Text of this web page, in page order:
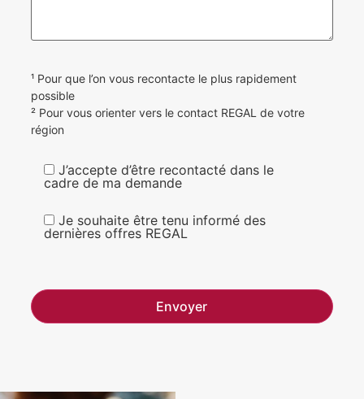
¹ Pour que l’on vous recontacte le plus rapidement
possible
² Pour vous orienter vers le contact REGAL de votre
région
J’accepte d’être recontacté dans le
cadre de ma demande
Je souhaite être tenu informé des
dernières offres REGAL